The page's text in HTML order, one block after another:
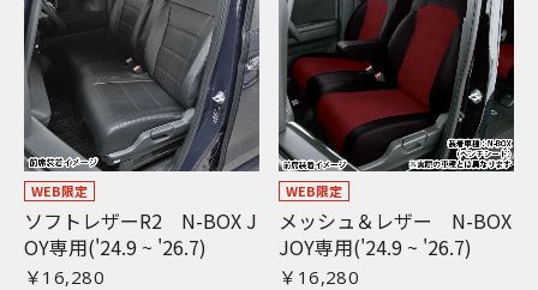
WEB限定
ソフトレザーR2 N-BOX J
OY専用('24.9 ~ '26.7)
￥16,280
WEB限定
メッシュ＆レザー N-BOX
JOY専用('24.9 ~ '26.7)
￥16,280